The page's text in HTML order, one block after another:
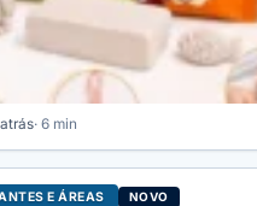
· 6 min
E ÁREAS NOVO